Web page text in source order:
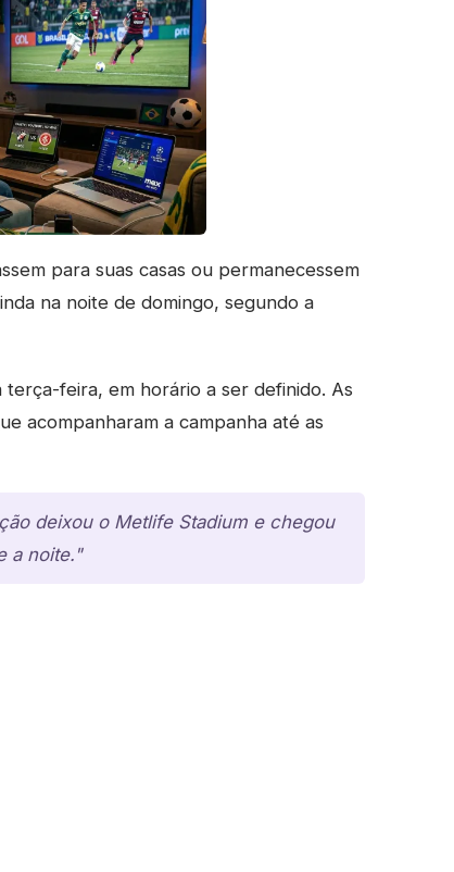
para suas casas ou permanecessem
na noite de domingo, segundo a
feira, em horário a ser definido. As
acompanharam a campanha até as
deixou o Metlife Stadium e chegou
a noite."